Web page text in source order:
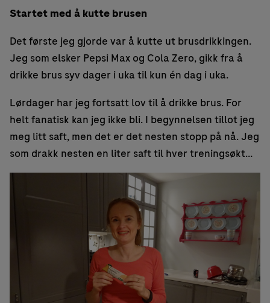
Startet med å kutte brusen
Det første jeg gjorde var å kutte ut brusdrikkingen.
Jeg som elsker Pepsi Max og Cola Zero, gikk fra å
drikke brus syv dager i uka til kun én dag i uka.
Lørdager har jeg fortsatt lov til å drikke brus. For
helt fanatisk kan jeg ikke bli. I begynnelsen tillot jeg
meg litt saft, men det er det nesten stopp på nå. Jeg
som drakk nesten en liter saft til hver treningsøkt…